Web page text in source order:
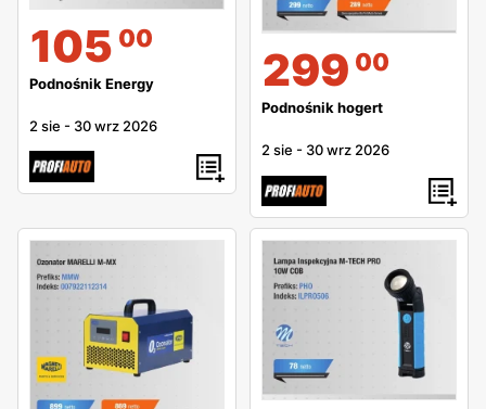
105 00
Podnośnik Energy
2 sie - 30 wrz 2026
299 00
Podnośnik hogert
2 sie - 30 wrz 2026